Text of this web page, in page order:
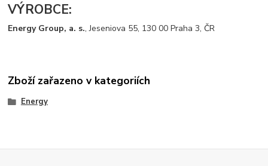
VÝROBCE:
Energy Group, a. s., Jeseniova 55, 130 00 Praha 3, ČR
Zboží zařazeno v kategoriích
Energy